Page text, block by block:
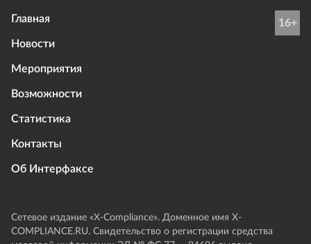
Главная
Новости
Мероприятия
Возможности
Статистика
Контакты
Об Интерфаксе
16+
Сетевое издание «Х-Compliance». Доменное имя X-
COMPLIANCE.RU. Свидетельство о регистрации средства